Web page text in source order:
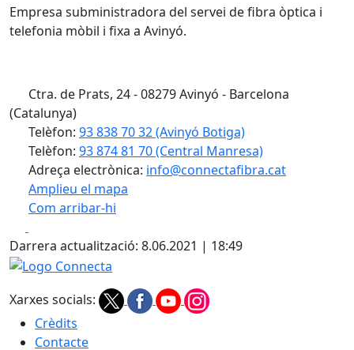
Empresa subministradora del servei de fibra òptica i
telefonia mòbil i fixa a Avinyó.
Ctra. de Prats, 24 - 08279 Avinyó - Barcelona
(Catalunya)
Telèfon: 93 838 70 32 (Avinyó Botiga)
Telèfon: 93 874 81 70 (Central Manresa)
Adreça electrònica: info@connectafibra.cat
Amplieu el mapa
Com arribar-hi
+
−
Darrera actualització: 8.06.2021 | 18:49
Logo Connecta
Xarxes socials:
Crèdits
Contacte